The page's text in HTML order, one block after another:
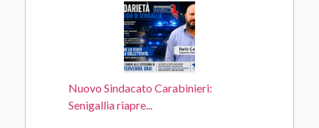
Nuovo Sindacato Carabinieri:
Senigallia riapre...